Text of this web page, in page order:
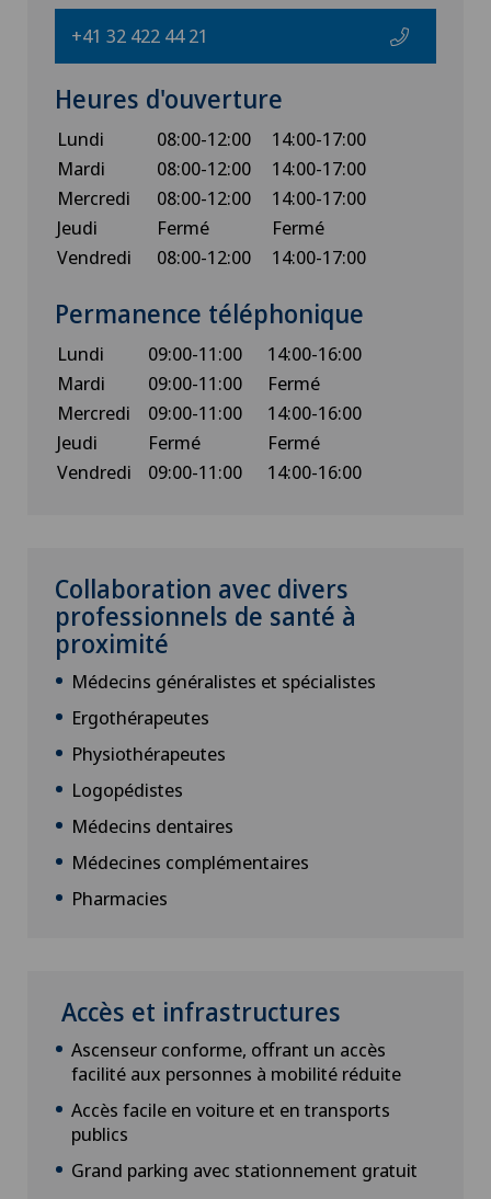
+41 32 422 44 21
Heures d'ouverture
Lundi 08:00-12:00
14:00-17:00
Mardi
08:00-12:00
14:00-17:00
Mercredi
08:00-12:00
14:00-17:00
Jeudi
Fermé
Fermé
Vendredi
08:00-12:00 14:00-17:00
Permanence téléphonique
Lundi 09:00-11:00
14:00-16:00
Mardi
09:00-11:00
Fermé
Mercredi
09:00-11:00
14:00-16:00
Jeudi
Fermé
Fermé
Vendredi
09:00-11:00 14:00-16:00
Collaboration avec divers
professionnels de santé à
proximité
Médecins généralistes et spécialistes
Ergothérapeutes
Physiothérapeutes
Logopédistes
Médecins dentaires
Médecines complémentaires
Pharmacies
Accès et infrastructures
Ascenseur conforme, offrant un accès
facilité aux personnes à mobilité réduite
Accès facile en voiture et en transports
publics
Grand parking avec stationnement gratuit